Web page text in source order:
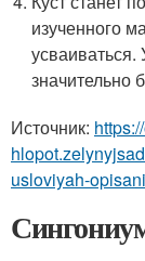
изученного
усваиваться.
значительно
Источник:
usloviyah-